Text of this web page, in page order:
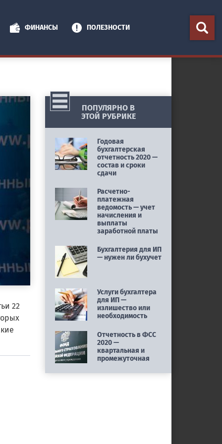
ФИНАНСЫ ПОЛЕЗНОСТИ
22
ПОПУЛЯРНО В
ЭТОЙ РУБРИКЕ
Годовая
бухгалтерская
отчетность 2020 —
состав и сроки
сдачи
Расчетно-
платежная
ведомость — учет
начисления и
выплаты
заработной платы
Бухгалтерия для ИП
— нужен ли бухучет
Услуги бухгалтера
для ИП —
излишество или
необходимость
Отчетность в ФСС
2020 —
квартальная и
промежуточная